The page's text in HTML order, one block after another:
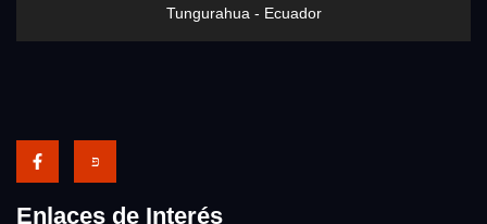
Tungurahua - Ecuador
Enlaces de Interés